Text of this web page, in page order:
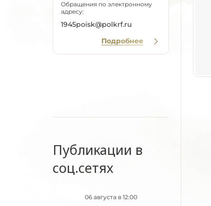
Обращения по электронному
адресу:
1945poisk@polkrf.ru
Подробнее
Публикации в
соц.сетях
06 августа в 12:00